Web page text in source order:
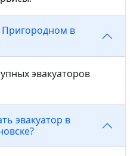
Пригородном в
эвакуаторов
эвакуатор в